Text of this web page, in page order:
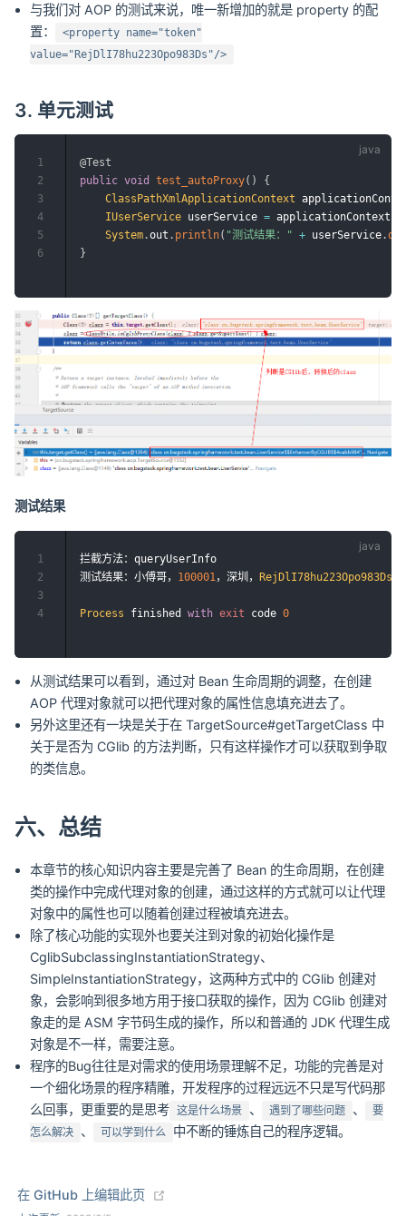
与我们对 AOP 的测试来说，唯一新增加的就是 property 的配
置：
<property name="token"
value="RejDlI78hu223Opo983Ds"/>
3. 单元测试
@Test
public void test_autoProxy( )
{
ClassPathXmlApplicationContext
IUserService userService = applicationContext
System .out . println( "测试结果：" + userService .
}
1
2
3
4
5
6
测试结果
拦截方法：queryUserInfo
测试结果：小傅哥， 100001 ，深圳， RejDlI78hu223Opo983Ds
Process finished with exit code 0
1
2
3
4
从测试结果可以看到，通过对 Bean 生命周期的调整，在创建
AOP 代理对象就可以把代理对象的属性信息填充进去了。
另外这里还有一块是关于在 TargetSource#getTargetClass 中
关于是否为 CGlib 的方法判断，只有这样操作才可以获取到争取
的类信息。
六、总结
本章节的核心知识内容主要是完善了 Bean 的生命周期，在创建
类的操作中完成代理对象的创建，通过这样的方式就可以让代理
对象中的属性也可以随着创建过程被填充进去。
除了核心功能的实现外也要关注到对象的初始化操作是
CglibSubclassingInstantiationStrategy、
SimpleInstantiationStrategy，这两种方式中的 CGlib 创建对
象，会影响到很多地方用于接口获取的操作，因为 CGlib 创建对
象走的是 ASM 字节码生成的操作，所以和普通的 JDK 代理生成
对象是不一样，需要注意。
程序的Bug往往是对需求的使用场景理解不足，功能的完善是对
一个细化场景的程序精雕，开发程序的过程远远不只是写代码那
么回事，更重要的是思考 这是什么场景 、 遇到了哪些问题 、
要
怎么解决
、 可以学到什么 中不断的锤炼自己的程序逻辑。
在 GitHub 上编辑此页